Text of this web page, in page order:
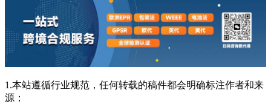
1.本站遵循行业规范，任何转载的稿件都会明确标注作者和来
源；